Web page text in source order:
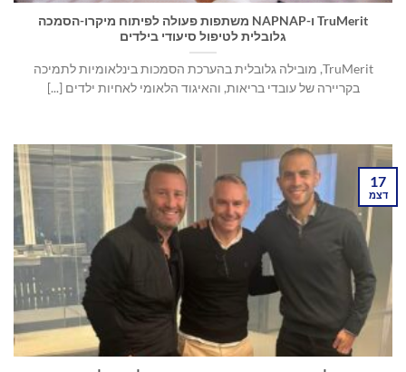
TruMerit ו-NAPNAP משתפות פעולה לפיתוח מיקרו-הסמכה
גלובלית לטיפול סיעודי בילדים
TruMerit, מובילה גלובלית בהערכת הסמכות בינלאומיות לתמיכה
בקריירה של עובדי בריאות, והאיגוד הלאומי לאחיות ילדים [...]
17
דצמ